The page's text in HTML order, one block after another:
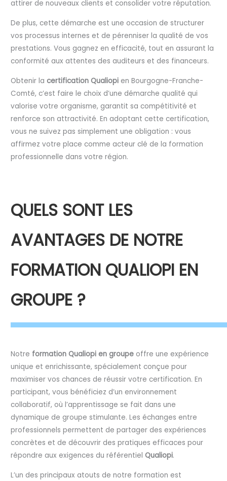
attirer de nouveaux clients et consolider votre réputation.
De plus, cette démarche est une occasion de structurer
vos processus internes et de pérenniser la qualité de vos
prestations. Vous gagnez en efficacité, tout en assurant la
conformité aux attentes des auditeurs et des financeurs.
Obtenir lacertification Qualiopi en Bourgogne-Franche-
Comté, c’est faire le choix d’une démarche qualité qui
valorise votre organisme, garantit sa compétitivité et
renforce son attractivité. En adoptant cette certification,
vous ne suivez pas simplement une obligation : vous
affirmez votre place comme acteur clé de la formation
professionnelle dans votre région.
QUELS SONT LES
AVANTAGES DE NOTRE
FORMATION QUALIOPI EN
GROUPE ?
Notre formation Qualiopi en groupe offre une expérience
unique et enrichissante, spécialement conçue pour
maximiser vos chances de réussir votre certification. En
participant, vous bénéficiez d’un environnement
collaboratif, où l’apprentissage se fait dans une
dynamique de groupe stimulante. Les échanges entre
professionnels permettent de partager des expériences
concrètes et de découvrir des pratiques efficaces pour
répondre aux exigences du référentiel Qualiopi.
L’un des principaux atouts de notre formation est